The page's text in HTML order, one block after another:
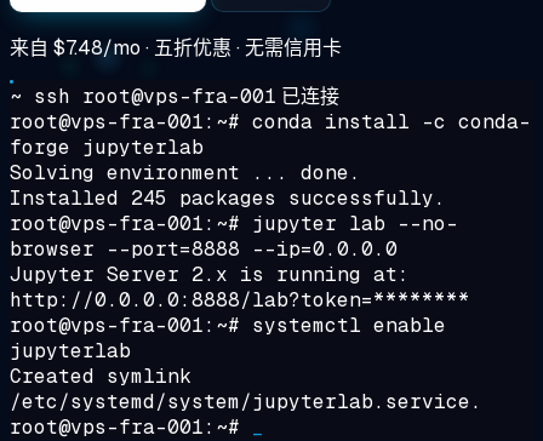
来自 $7.48/mo · 五折优惠 · 无需信用卡
~ ssh root@vps-fra-001 已连接
root@vps-fra-001:~# conda install -c conda-
forge jupyterlab
Solving environment ... done.
Installed 245 packages successfully.
root@vps-fra-001:~# jupyter lab --no-
browser --port=8888 --ip=0.0.0.0
Jupyter Server 2.x is running at:
http://0.0.0.0:8888/lab?token=********
root@vps-fra-001:~# systemctl enable
jupyterlab
Created symlink
/etc/systemd/system/jupyterlab.service.
root@vps-fra-001:~#